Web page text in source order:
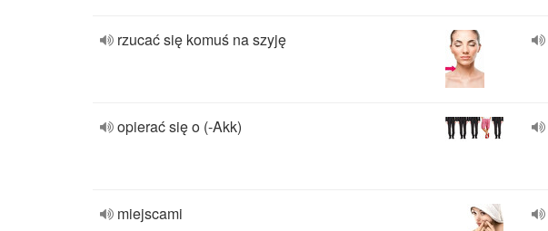
rzucać się komuś na szyję
opierać się o (-Akk)
miejscami